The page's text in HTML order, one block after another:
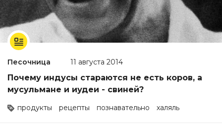
Песочница 11 августа 2014
Почему индусы стараются не есть коров, а
мусульмане и иудеи - свиней?
продукты рецепты познавательно халяль